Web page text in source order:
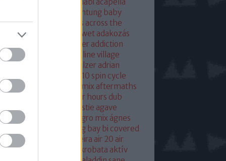
achtung baby
acoustic christmas across the
actress ac wet adakozás
adam weissler addiction
adrenaline
adrenaline village
adrian hielholzer adrian
ae10 spin cycle
afghan surgery mix aftermaths
after hours dub
agatha christie agave
agent orange aggro mix ágnes
ahk toong bay bi covered
berry airto moreira air 20 air
aix les baines akrobata aktív